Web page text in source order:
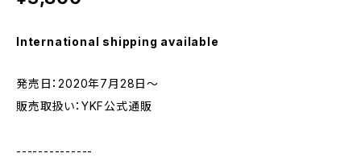
International shipping available
発売日：2020年7月28日～
販売取扱い：YKF公式通販
--------------